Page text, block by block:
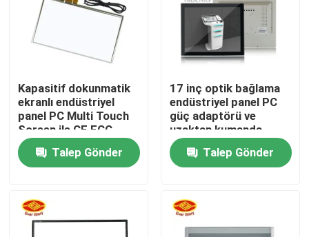
Ana sayfa
VİDEOLAR
Kapasitif dokunmatik
ekranlı endüstriyel
panel PC Multi Touch
Screen ile CE FCC
RoHS sertifikalı
Talep Gönder
17 inç optik bağlama
endüstriyel panel PC
güç adaptörü ve
uzaktan kumanda
fonksiyonu
Talep Gönder